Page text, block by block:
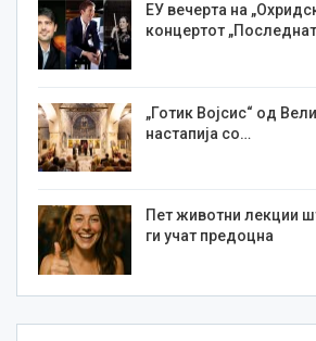
ЕУ вечерта на
концертот
„Готик Војсис“ од
настапија со…
Пет животни лекции
ги учат предоцна